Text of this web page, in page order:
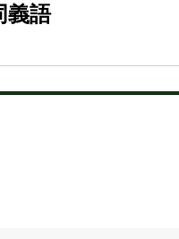
義語